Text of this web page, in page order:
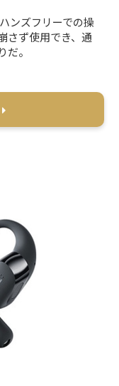
ンズフリーでの操
さず使用でき、通
。